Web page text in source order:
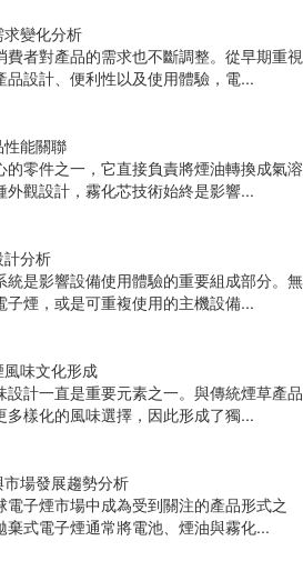
變化分析
者對產品的需求也不斷調整。從早期重視
設計、便利性以及使用體驗，電...
能關聯
零件之一，它直接負責將煙油轉換成氣溶
觀設計，霧化芯技術始終是影響...
計分析
是影響設備使用體驗的重要組成部分。無
煙，或是可重複使用的主機設備...
味文化形成
計一直是重要元素之一。與傳統煙草產品
樣化的風味選擇，因此形成了獨...
場發展趨勢分析
子煙市場中成為受到關注的產品形式之
式電子煙通常將電池、煙油與霧化...